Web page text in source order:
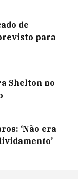
de
para
Shelton no
‘Não era